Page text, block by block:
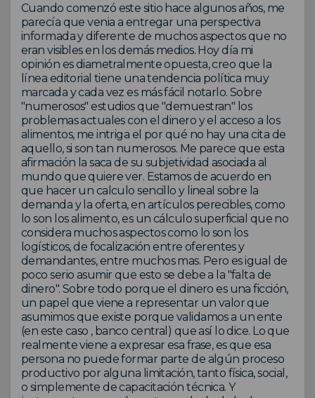
Cuando comenzó este sitio hace algunos años, me
parecía que venia a entregar una perspectiva
informada y diferente de muchos aspectos que no
eran visibles en los demás medios. Hoy día mi
opinión es diametralmente opuesta, creo que la
línea editorial tiene una tendencia política muy
marcada y cada vez es más fácil notarlo. Sobre
"numerosos" estudios que "demuestran" los
problemas actuales con el dinero y el acceso a los
alimentos, me intriga el por qué no hay una cita de
aquello, si son tan numerosos. Me parece que esta
afirmación la saca de su subjetividad asociada al
mundo que quiere ver. Estamos de acuerdo en
que hacer un calculo sencillo y lineal sobre la
demanda y la oferta, en artículos perecibles, como
lo son los alimento, es un cálculo superficial que no
considera muchos aspectos como lo son los
logísticos, de focalización entre oferentes y
demandantes, entre muchos mas. Pero es igual de
poco serio asumir que esto se debe a la "falta de
dinero". Sobre todo porque el dinero es una ficción,
un papel que viene a representar un valor que
asumimos que existe porque validamos a un ente
(en este caso , banco central) que así lo dice. Lo que
realmente viene a expresar esa frase, es que esa
persona no puede formar parte de algún proceso
productivo por alguna limitación, tanto física, social,
o simplemente de capacitación técnica. Y